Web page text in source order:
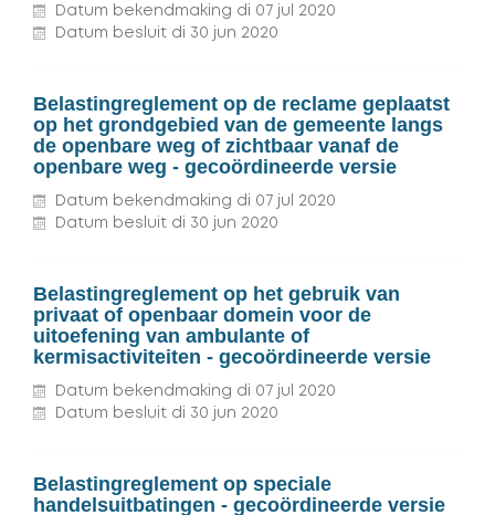
Datum bekendmaking di 07 jul
2020
Datum besluit di 30 jun 2020
Belastingreglement op de reclame geplaatst
op het grondgebied van de gemeente langs
de openbare weg of zichtbaar vanaf de
openbare weg - gecoördineerde versie
Datum bekendmaking di 07 jul
2020
Datum besluit di 30 jun 2020
Belastingreglement op het gebruik van
privaat of openbaar domein voor de
uitoefening van ambulante of
kermisactiviteiten - gecoördineerde versie
Datum bekendmaking di 07 jul
2020
Datum besluit di 30 jun 2020
Belastingreglement op speciale
handelsuitbatingen - gecoördineerde versie